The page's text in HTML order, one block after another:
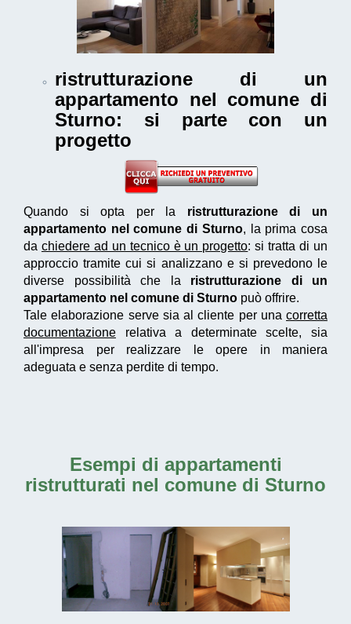
ristrutturazione di un
appartamento nel comune di
Sturno: si parte con un
progetto
Quando si opta per la ristrutturazione di un
appartamento nel comune di Sturno, la prima cosa
da chiedere ad un tecnico è un progetto: si tratta di un
approccio tramite cui si analizzano e si prevedono le
diverse possibilità che la ristrutturazione di un
appartamento nel comune di Sturno può offrire.
Tale elaborazione serve sia al cliente per una corretta
documentazione relativa a determinate scelte, sia
all'impresa per realizzare le opere in maniera
adeguata e senza perdite di tempo.
Esempi di appartamenti
ristrutturati nel comune di Sturno